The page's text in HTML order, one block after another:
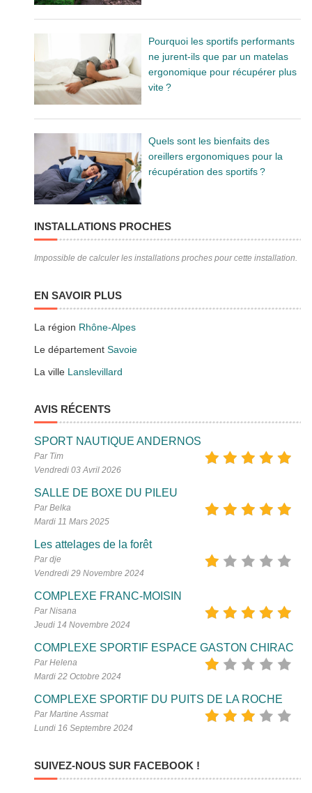
Pourquoi les sportifs performants
ne jurent-ils que par un matelas
ergonomique pour récupérer plus
vite ?
Quels sont les bienfaits des
oreillers ergonomiques pour la
récupération des sportifs ?
INSTALLATIONS PROCHES
Impossible de calculer les installations proches pour cette installation.
EN SAVOIR PLUS
La région Rhône-Alpes
Le départementSavoie
La ville Lanslevillard
AVIS RÉCENTS
SPORT NAUTIQUE ANDERNOS
Par Tim
Vendredi 03 Avril 2026
SALLE DE BOXE DU PILEU
Par Belka
Mardi 11 Mars 2025
Les attelages de la forêt
Par dje
Vendredi 29 Novembre 2024
COMPLEXE FRANC-MOISIN
Par Nisana
Jeudi 14 Novembre 2024
COMPLEXE SPORTIF ESPACE GASTON CHIRAC
Par Helena
Mardi 22 Octobre 2024
COMPLEXE SPORTIF DU PUITS DE LA ROCHE
Par Martine Assmat
Lundi 16 Septembre 2024
SUIVEZ-NOUS SUR FACEBOOK !